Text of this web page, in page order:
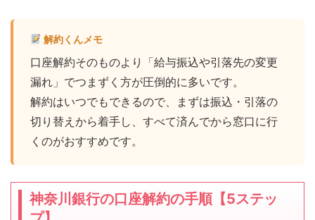
解約くんメモ
口座解約そのものより「給与振込や引落先の変更
漏れ」でつまずく方が圧倒的に多いです。
解約はいつでもできるので、まずは振込・引落の
切り替えから着手し、すべて済んでから窓口に行
くのがおすすめです。
神奈川銀行の口座解約の手順【5ステッ